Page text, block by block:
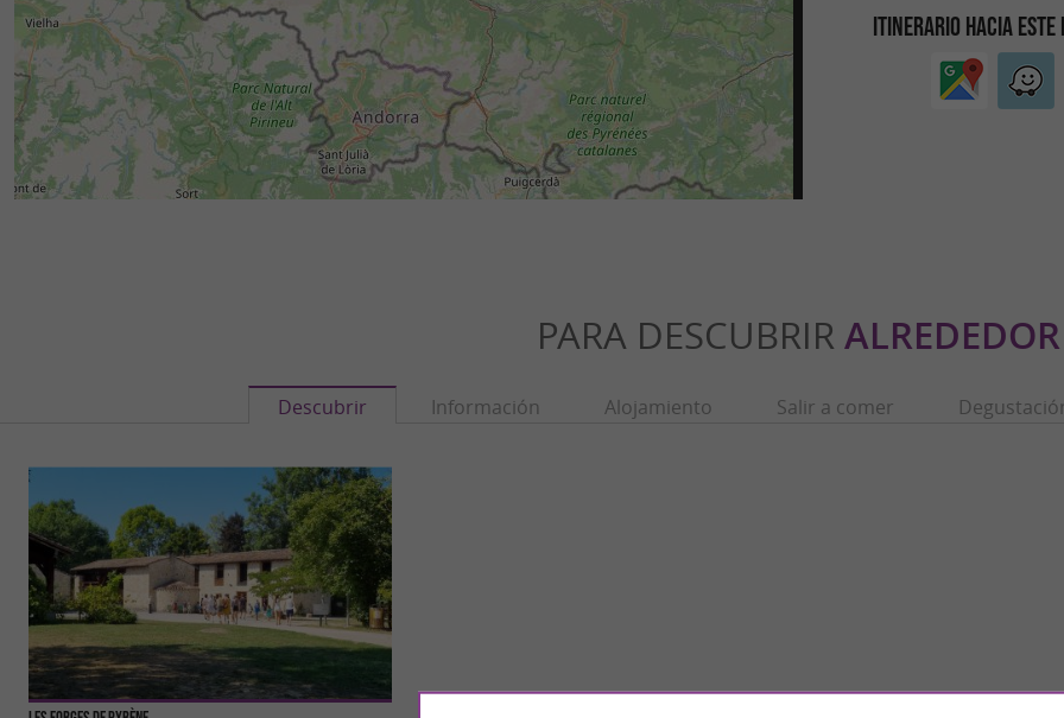
ITINERARIO HACIA ESTE
PARA DESCUBRIR ALREDEDOR
Descubrir Información Alojamiento Salir a comer